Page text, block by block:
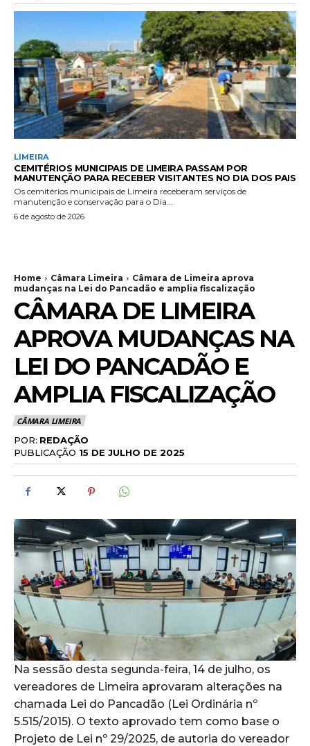
LIMEIRA
CEMITÉRIOS MUNICIPAIS DE LIMEIRA PASSAM POR
MANUTENÇÃO PARA RECEBER VISITANTES NO DIA DOS PAIS
Os cemitérios municipais de Limeira receberam serviços de
manutenção e conservação para o Dia...
6 de agosto de 2026